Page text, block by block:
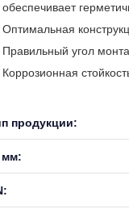
обеспечивает
Оптимальная
Правильный угол
Коррозионная
продукции:
мм: